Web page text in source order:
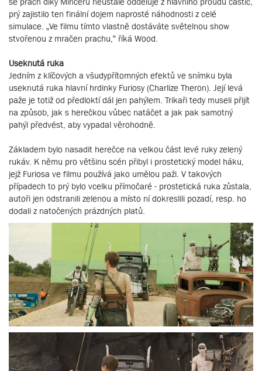
prý zajistilo ten finální dojem naprosté náhodnosti z celé
simulace. „Ve filmu tímto vlastně dostáváte světelnou show
stvořenou z mračen prachu,“ říká Wood.
Useknutá ruka
Jedním z klíčových a všudypřítomných efektů ve snímku byla
useknutá ruka hlavní hrdinky Furiosy (Charlize Theron). Její levá
paže je totiž od předloktí dál jen pahýlem. Trikaři tedy museli přijít
na způsob, jak s herečkou vůbec natáčet a jak pak samotný
pahýl předvést, aby vypadal věrohodně.
Základem bylo nasadit herečce na velkou část levé ruky zelený
rukáv. K němu pro většinu scén přibyl i prostetický model háku,
jejž Furiosa ve filmu používá jako umělou paži. V takových
případech to prý bylo vcelku přímočaré - prostetická ruka zůstala,
autoři jen odstranili zelenou a místo ní dokreslili pozadí, resp. ho
dodali z natočených prázdných platů.